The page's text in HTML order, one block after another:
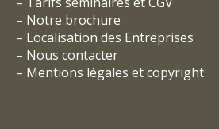
– Notre brochure
– Localisation des Entreprises
– Nous contacter
– Mentions légales et copyright